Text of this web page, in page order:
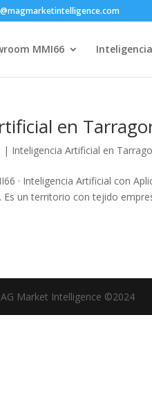
MMI66
en
| Inteligencia Artificial en
· Inteligencia Artificial con
un territorio con tejido
Market Intelligence ©2024